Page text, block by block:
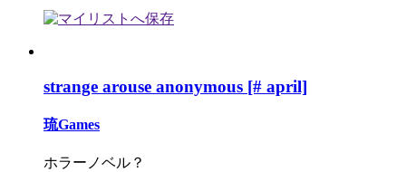
strange arouse anonymous [# april]
琉Games
ホラーノベル？